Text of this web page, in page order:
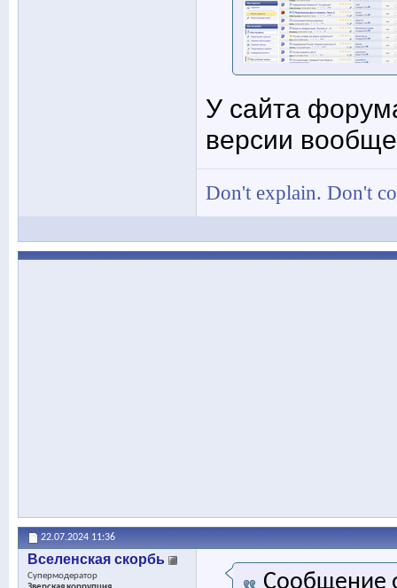
У сайта
версии
Don't explain. Don't
22.07.2024 11:36
Вселенская скорбь
Супермодератор
Сообщение